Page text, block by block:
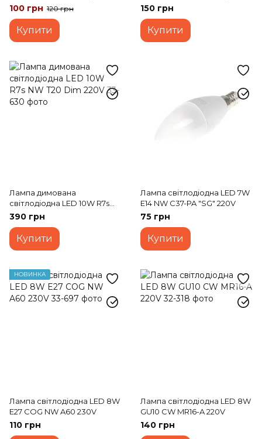
100 грн 120 грн
Купити
150 грн
Купити
Лампа димована
світлодіодна LED 10W R7s
NW T20 Dim 220V
390 грн
Купити
Лампа світлодіодна LED 7W
E14 NW C37-PA "SG" 220V
75 грн
Купити
НОВИНКА
Лампа світлодіодна LED 8W
E27 COG NW A60 230V
110 грн
Лампа світлодіодна LED 8W
GU10 CW MR16-A 220V
140 грн